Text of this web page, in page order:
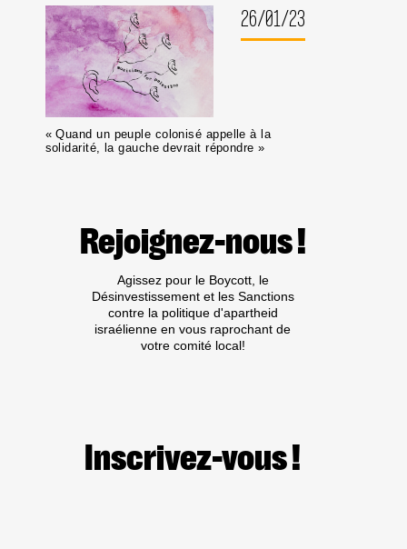
26/01/23
« Quand un peuple colonisé appelle à la
solidarité, la gauche devrait répondre »
Rejoignez-nous !
Agissez pour le Boycott, le
Désinvestissement et les Sanctions
contre la politique d'apartheid
israélienne en vous raprochant de
votre comité local!
Inscrivez-vous !